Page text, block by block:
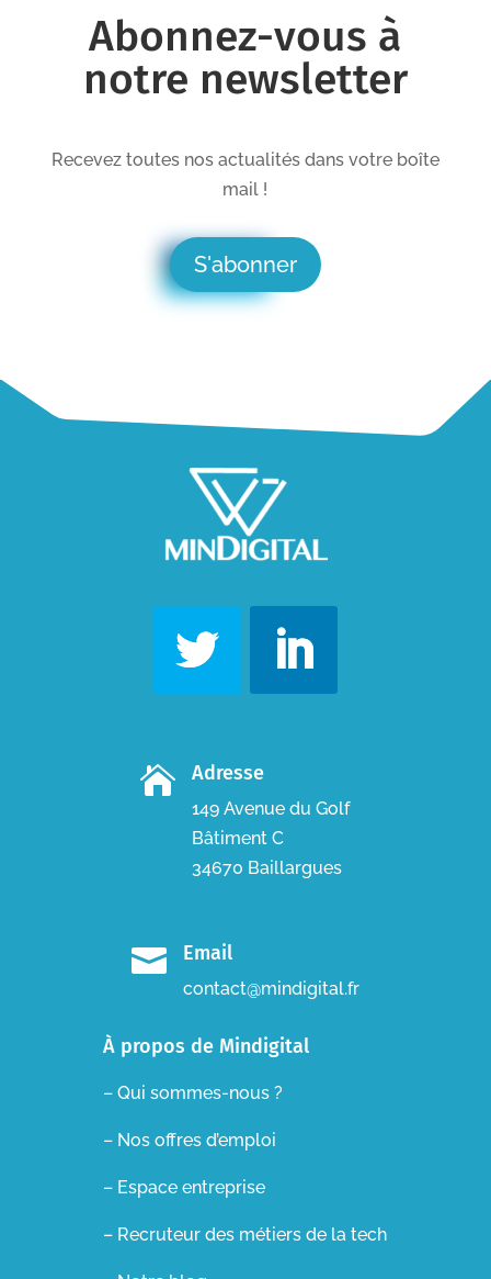
Abonnez-vous à
notre newsletter
Recevez toutes nos actualités dans votre boîte
mail !
S'abonner
 Adresse
149 Avenue du Golf
Bâtiment C
34670 Baillargues
 Email
contact@mindigital.fr
À propos de Mindigital
– Qui sommes-nous ?
– Nos offres d’emploi
– Espace entreprise
– Recruteur des métiers de la tech